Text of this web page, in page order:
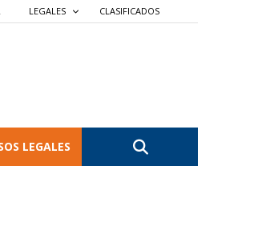
LEGALES CLASIFICADOS
LEGALES